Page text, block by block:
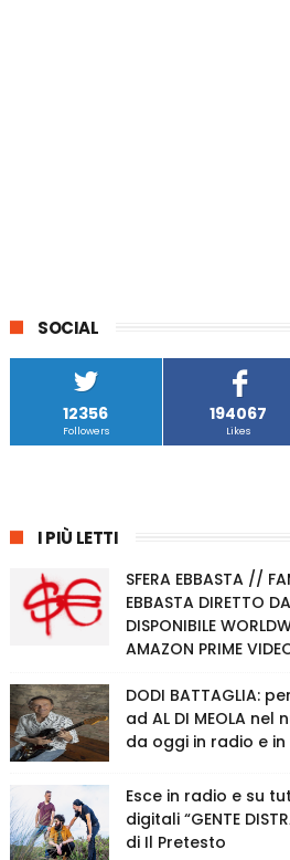
SOCIAL
12356
Followers
194067
Likes
I PIÙ LETTI
SFERA EBBASTA //
EBBASTA DIRETTO
DISPONIBILE
AMAZON PRIME
DODI BATTAGLIA:
ad AL DI MEOLA nel
da oggi in radio e
Esce in radio e su
digitali “GENTE
di Il Pretesto